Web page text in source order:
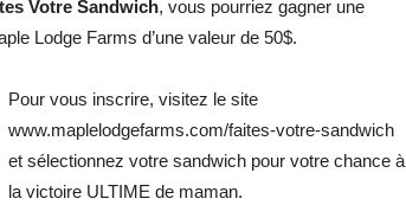
Votre Sandwich, vous pourriez gagner une
Lodge Farms d’une valeur de 50$.
Pour vous inscrire, visitez le site
www.maplelodgefarms.com/faites-votre-sandwich
et sélectionnez votre sandwich pour votre chance à
la victoire ULTIME de maman.